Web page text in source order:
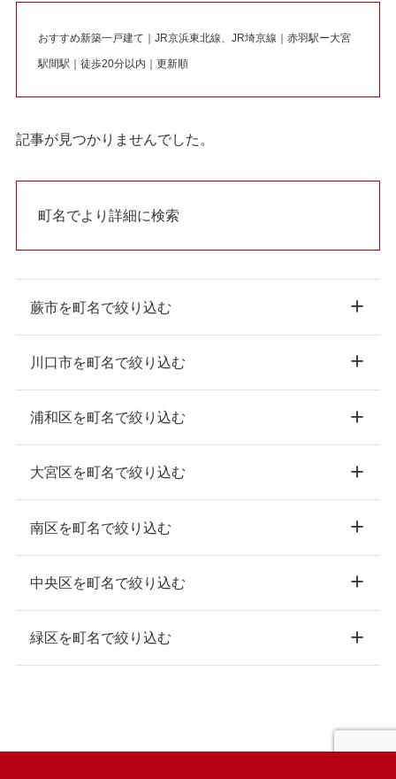
おすすめ新築一戸建て｜JR京浜東北線、JR埼京線｜赤羽駅ー大宮
駅間駅｜徒歩20分以内｜更新順
記事が見つかりませんでした。
町名でより詳細に検索
蕨市を町名で絞り込む
川口市を町名で絞り込む
浦和区を町名で絞り込む
大宮区を町名で絞り込む
南区を町名で絞り込む
中央区を町名で絞り込む
緑区を町名で絞り込む